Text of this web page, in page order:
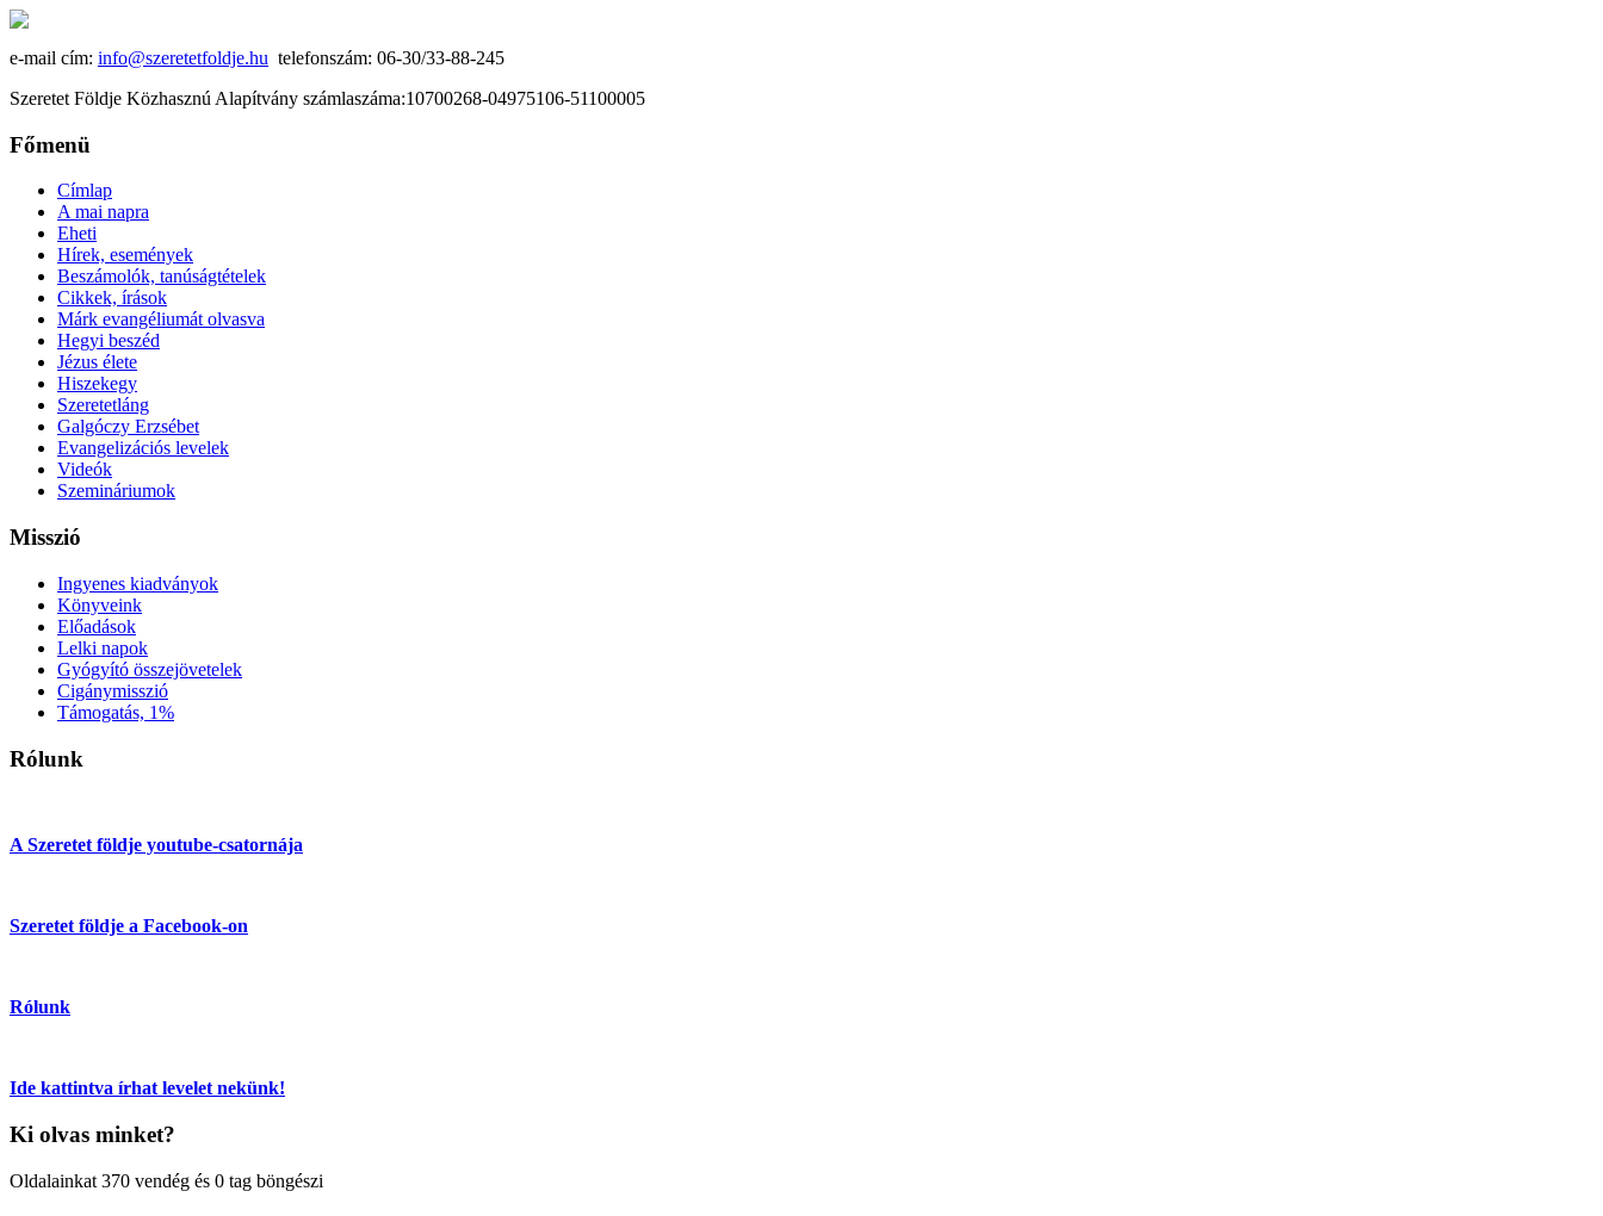
e-mail cím: info@szeretetfoldje.hu telefonszám: 06-30/33-88-245
Szeretet Földje Közhasznú Alapítvány számlaszáma:10700268-04975106-51100005
Főmenü
Címlap
A mai napra
Eheti
Hírek, események
Beszámolók, tanúságtételek
Cikkek, írások
Márk evangéliumát olvasva
Hegyi beszéd
Jézus élete
Hiszekegy
Szeretetláng
Galgóczy Erzsébet
Evangelizációs levelek
Videók
Szemináriumok
Misszió
Ingyenes kiadványok
Könyveink
Előadások
Lelki napok
Gyógyító összejövetelek
Cigánymisszió
Támogatás, 1%
Rólunk
A Szeretet földje youtube-csatornája
Szeretet földje a Facebook-on
Rólunk
Ide kattintva írhat levelet nekünk!
Ki olvas minket?
Oldalainkat 370 vendég és 0 tag böngészi